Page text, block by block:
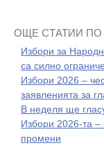
ОЩЕ СТАТИИ ПО
Избори за
са силно
Избори 2026 –
заявленията за
В неделя ще
Избори 2026-та –
промени